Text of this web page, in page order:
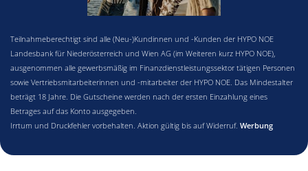
Teilnahmeberechtigt sind alle (Neu-)Kundinnen und -Kunden der HYPO NOE
Landesbank für Niederösterreich und Wien AG (im Weiteren kurz HYPO NOE),
ausgenommen alle gewerbsmäßig im Finanzdienstleistungssektor tätigen Personen
sowie Vertriebsmitarbeiterinnen und -mitarbeiter der HYPO NOE. Das Mindestalter
beträgt 18 Jahre. Die Gutscheine werden nach der ersten Einzahlung eines
Betrages auf das Konto ausgegeben.
Irrtum und Druckfehler vorbehalten. Aktion gültig bis auf Widerruf. Werbung